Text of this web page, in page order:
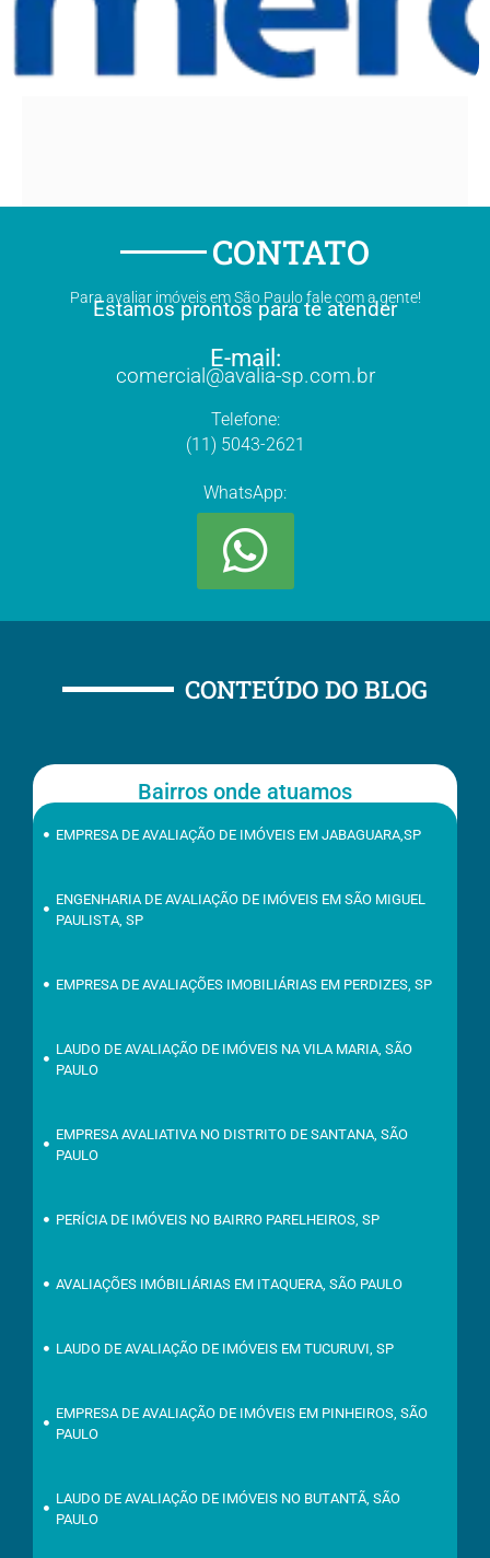
CONTATO
Para avaliar imóveis em São Paulo fale com a gente!
Estamos prontos para te atender
E-mail:
comercial@avalia-sp.com.br
Telefone:
(11) 5043-2621
WhatsApp:
CONTEÚDO DO BLOG
Bairros onde atuamos
EMPRESA DE AVALIAÇÃO DE IMÓVEIS EM JABAGUARA,SP
ENGENHARIA DE AVALIAÇÃO DE IMÓVEIS EM SÃO MIGUEL
PAULISTA, SP
EMPRESA DE AVALIAÇÕES IMOBILIÁRIAS EM PERDIZES, SP
LAUDO DE AVALIAÇÃO DE IMÓVEIS NA VILA MARIA, SÃO
PAULO
EMPRESA AVALIATIVA NO DISTRITO DE SANTANA, SÃO
PAULO
PERÍCIA DE IMÓVEIS NO BAIRRO PARELHEIROS, SP
AVALIAÇÕES IMÓBILIÁRIAS EM ITAQUERA, SÃO PAULO
LAUDO DE AVALIAÇÃO DE IMÓVEIS EM TUCURUVI, SP
EMPRESA DE AVALIAÇÃO DE IMÓVEIS EM PINHEIROS, SÃO
PAULO
LAUDO DE AVALIAÇÃO DE IMÓVEIS NO BUTANTÃ, SÃO
PAULO